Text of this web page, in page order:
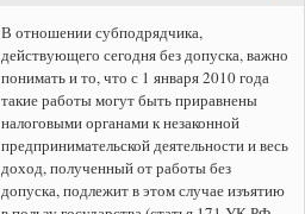
В отношении субподрядчика,
действующего сегодня без допуска, важно
понимать и то, что с 1 января 2010 года
такие работы могут быть приравнены
налоговыми органами к незаконной
предпринимательской деятельности и весь
доход, полученный от работы без
допуска, подлежит в этом случае изъятию